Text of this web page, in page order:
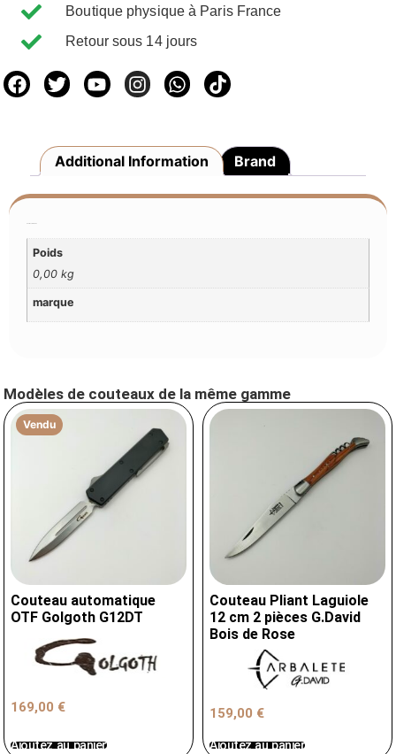
Boutique physique à Paris France
Retour sous 14 jours
Additional Information Brand
Poids
0,00 kg
marque
Modèles de couteaux de la même gamme
Vendu
Couteau automatique
OTF Golgoth G12DT
169,00 €
Ajoutez au panier
Couteau Pliant Laguiole
12 cm 2 pièces G.David
Bois de Rose
159,00 €
Ajoutez au panier